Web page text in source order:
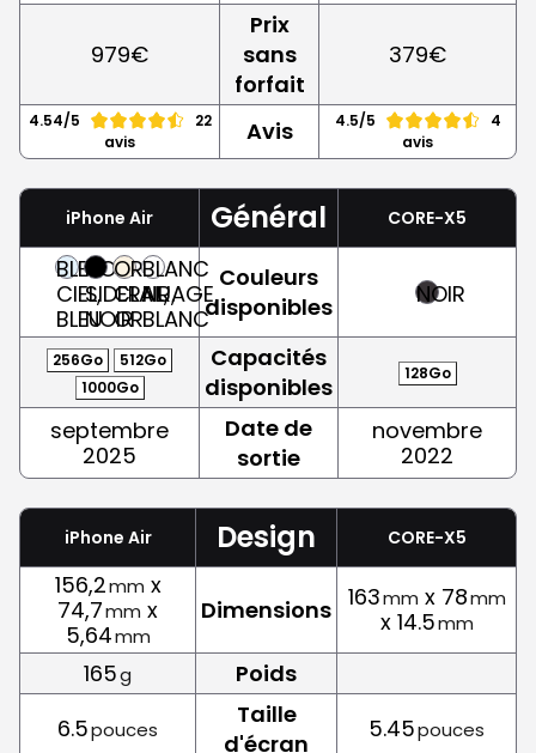
979€
Prix
sans
forfait
379€
4.54/5
22
avis
Avis 4.5/5
4
avis
iPhone Air Général CORE-X5
BLEU
CIEL,
BLEU
NOIR
SIDERAL,
NOIR
OR
CLAIR,
OR
BLANC
NUAGE,
BLANC
Couleurs
disponibles
NOIR
256Go
512Go
1000Go
Capacités
disponibles
128Go
septembre
2025
Date de
sortie
novembre
2022
iPhone Air Design CORE-X5
156,2mm x
74,7mm x
5,64mm
Dimensions 163mm x 78mm
x 14.5mm
165g
Poids
6.5pouces
Taille
d'écran
5.45pouces